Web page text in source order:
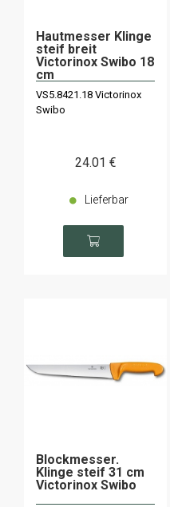
Hautmesser Klinge
steif breit
Victorinox Swibo 18
cm
VS5.8421.18 Victorinox
Swibo
24.01 €
Lieferbar
Blockmesser.
Klinge steif 31 cm
Victorinox Swibo